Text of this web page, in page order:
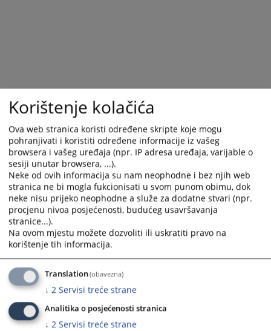
question
mark
key
to
get
the
keyboard
shortcuts
for
changing
dates.
question
mark
key
to
get
the
keyboard
shortcuts
for
changing
Korištenje kolačića
Ova web stranica koristi određene skripte koje mogu
pohranjivati i koristiti određene informacije iz vašeg
browsera i vašeg uređaja (npr. IP adresa uređaja, varijable o
sesiji unutar browsera, ...).
Neke od ovih informacija su nam neophodne i bez njih web
stranica ne bi mogla fukcionisati u svom punom obimu, dok
neke nisu prijeko neophodne a služe za dodatne stvari (npr.
procjenu nivoa posjećenosti, budućeg usavršavanja
stranice...).
Na ovom mjestu možete dozvoliti ili uskratiti pravo na
korištenje tih informacija.
Translation(obavezna)
↓ 2 Servisi treće strane
Analitika o posjećenosti stranica
↓ 2 Servisi treće strane